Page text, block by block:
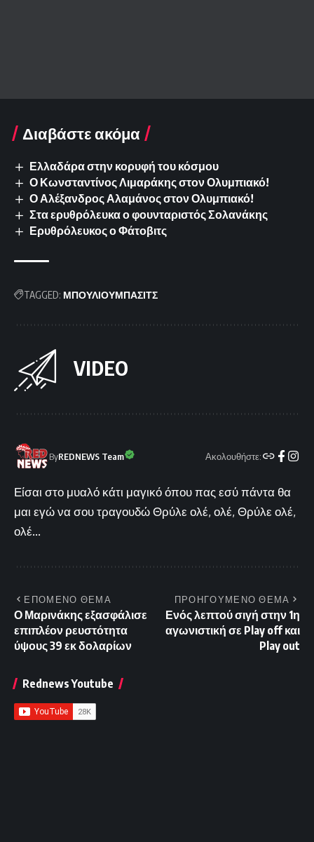
Διαβάστε ακόμα
Ελλαδάρα στην κορυφή του κόσμου
Ο Κωνσταντίνος Λιμαράκης στον Ολυμπιακό!
Ο Αλέξανδρος Αλαμάνος στον Ολυμπιακό!
Στα ερυθρόλευκα ο φουνταριστός Σολανάκης
Ερυθρόλευκος ο Φάτοβιτς
TAGGED: ΜΠΟΥΛΙΟΥΜΠΑΣΙΤΣ
VIDEO
ByREDNEWS Team Ακολουθήστε:
Είσαι στο μυαλό κάτι μαγικό όπου πας εσύ πάντα θα
μαι εγώ να σου τραγουδώ Θρύλε ολέ, ολέ, Θρύλε ολέ,
ολέ...
ΕΠΟΜΕΝΟ ΘΕΜΑ
Ο Μαρινάκης εξασφάλισε
επιπλέον ρευστότητα
ύψους 39 εκ δολαρίων
ΠΡΟΗΓΟΥΜΕΝΟ ΘΕΜΑ
Ενός λεπτού σιγή στην 1η
αγωνιστική σε Play off και
Play out
Rednews Youtube